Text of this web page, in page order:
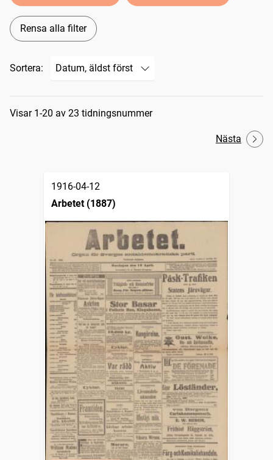
Rensa alla filter
Sortera:
Sökresultat
Visar 1-20 av 23 tidningsnummer
Nästa
1916-04-12
Arbetet (1887)